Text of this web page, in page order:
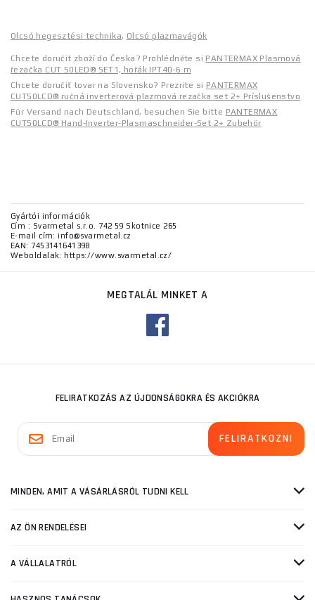
Olcsó hegesztési technika, Olcsó plazmavágók
Chcete doručit zboží do Česka? Prohlédněte si PANTERMAX Plasmová
řezačka CUT 50LED® SET1, hořák IPT40-6 m
Chcete doručiť tovar na Slovensko? Prezrite si PANTERMAX
CUT50LCD® ručná inverterová plazmová rezačka set 2+ Príslušenstvo
Für Versand nach Deutschland, besuchen Sie bitte PANTERMAX
CUT50LCD® Hand-Inverter-Plasmaschneider-Set 2+ Zubehör
Gyártói információk
Cím : Svarmetal s.r.o. 742 59 Skotnice 265
E-mail cím: info@svarmetal.cz
EAN: 7453141641398
Weboldalak: https://www.svarmetal.cz/
MEGTALÁL MINKET A
FELIRATKOZÁS AZ ÚJDONSÁGOKRA ÉS AKCIÓKRA
MINDEN, AMIT A VÁSÁRLÁSRÓL TUDNI KELL
AZ ÖN RENDELÉSEI
A VÁLLALATRÓL